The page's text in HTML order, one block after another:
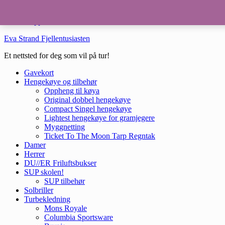
Eva Strand Fjellentusiasten
Et nettsted for deg som vil på tur!
Gavekort
Hengekøye og tilbehør
Oppheng til køya
Original dobbel hengekøye
Compact Singel hengekøye
Lightest hengekøye for gramjegere
Myggnetting
Ticket To The Moon Tarp Regntak
Damer
Herrer
DU//ER Friluftsbukser
SUP skolen!
SUP tilbehør
Solbriller
Turbekledning
Mons Royale
Columbia Sportsware